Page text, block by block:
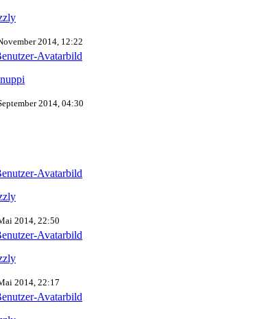
2014, 12:22
2014, 04:30
2014, 22:50
2014, 22:17